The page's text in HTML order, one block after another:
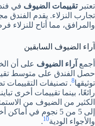
تعتبرتقييمات الضيوف في
تجارب النزلاء. يقدم الفندق
والمرافق، مما أتاح للنزلاء
آراء الضيوف السابقين
أجمع آراء الضيوف على أن
توثيقها8
رائعًا، بينما تقييمات أخرى
الكثير من الضيوف من
إلى 5 من 5 نجوم في
والأجواء الودية10
.